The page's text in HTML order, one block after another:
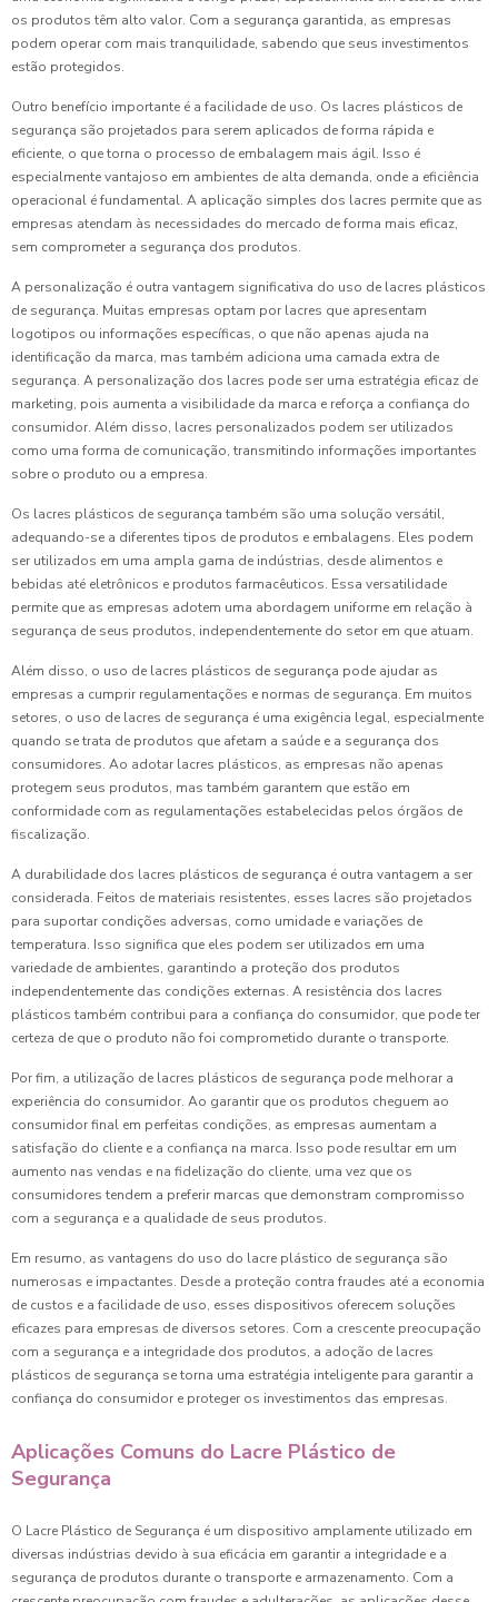
os produtos têm alto valor. Com a segurança garantida, as empresas
podem operar com mais tranquilidade, sabendo que seus investimentos
estão protegidos.
Outro benefício importante é a facilidade de uso. Os lacres plásticos de
segurança são projetados para serem aplicados de forma rápida e
eficiente, o que torna o processo de embalagem mais ágil. Isso é
especialmente vantajoso em ambientes de alta demanda, onde a eficiência
operacional é fundamental. A aplicação simples dos lacres permite que as
empresas atendam às necessidades do mercado de forma mais eficaz,
sem comprometer a segurança dos produtos.
A personalização é outra vantagem significativa do uso de lacres plásticos
de segurança. Muitas empresas optam por lacres que apresentam
logotipos ou informações específicas, o que não apenas ajuda na
identificação da marca, mas também adiciona uma camada extra de
segurança. A personalização dos lacres pode ser uma estratégia eficaz de
marketing, pois aumenta a visibilidade da marca e reforça a confiança do
consumidor. Além disso, lacres personalizados podem ser utilizados
como uma forma de comunicação, transmitindo informações importantes
sobre o produto ou a empresa.
Os lacres plásticos de segurança também são uma solução versátil,
adequando-se a diferentes tipos de produtos e embalagens. Eles podem
ser utilizados em uma ampla gama de indústrias, desde alimentos e
bebidas até eletrônicos e produtos farmacêuticos. Essa versatilidade
permite que as empresas adotem uma abordagem uniforme em relação à
segurança de seus produtos, independentemente do setor em que atuam.
Além disso, o uso de lacres plásticos de segurança pode ajudar as
empresas a cumprir regulamentações e normas de segurança. Em muitos
setores, o uso de lacres de segurança é uma exigência legal, especialmente
quando se trata de produtos que afetam a saúde e a segurança dos
consumidores. Ao adotar lacres plásticos, as empresas não apenas
protegem seus produtos, mas também garantem que estão em
conformidade com as regulamentações estabelecidas pelos órgãos de
fiscalização.
A durabilidade dos lacres plásticos de segurança é outra vantagem a ser
considerada. Feitos de materiais resistentes, esses lacres são projetados
para suportar condições adversas, como umidade e variações de
temperatura. Isso significa que eles podem ser utilizados em uma
variedade de ambientes, garantindo a proteção dos produtos
independentemente das condições externas. A resistência dos lacres
plásticos também contribui para a confiança do consumidor, que pode ter
certeza de que o produto não foi comprometido durante o transporte.
Por fim, a utilização de lacres plásticos de segurança pode melhorar a
experiência do consumidor. Ao garantir que os produtos cheguem ao
consumidor final em perfeitas condições, as empresas aumentam a
satisfação do cliente e a confiança na marca. Isso pode resultar em um
aumento nas vendas e na fidelização do cliente, uma vez que os
consumidores tendem a preferir marcas que demonstram compromisso
com a segurança e a qualidade de seus produtos.
Em resumo, as vantagens do uso do lacre plástico de segurança são
numerosas e impactantes. Desde a proteção contra fraudes até a economia
de custos e a facilidade de uso, esses dispositivos oferecem soluções
eficazes para empresas de diversos setores. Com a crescente preocupação
com a segurança e a integridade dos produtos, a adoção de lacres
plásticos de segurança se torna uma estratégia inteligente para garantir a
confiança do consumidor e proteger os investimentos das empresas.
Aplicações Comuns do Lacre Plástico de
Segurança
O Lacre Plástico de Segurança é um dispositivo amplamente utilizado em
diversas indústrias devido à sua eficácia em garantir a integridade e a
segurança de produtos durante o transporte e armazenamento. Com a